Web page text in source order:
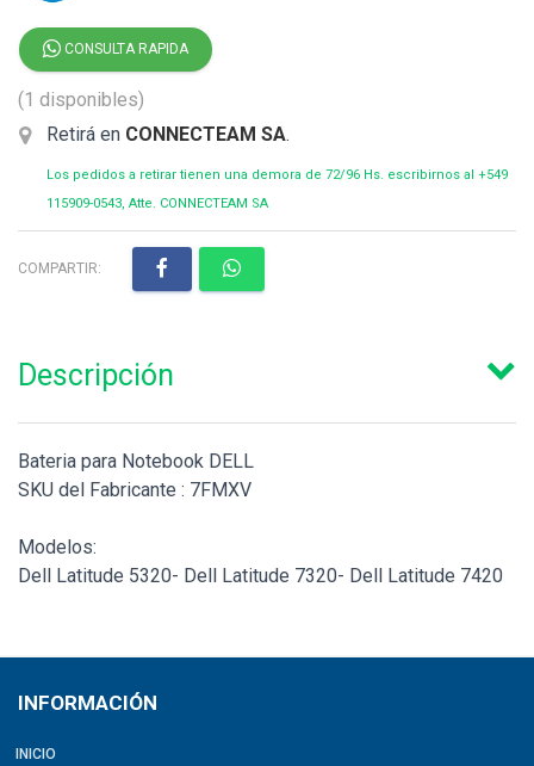
CONSULTA RAPIDA
(1 disponibles)
Retirá en CONNECTEAM SA.
Los pedidos a retirar tienen una demora de 72/96 Hs. escribirnos al +549
115909-0543, Atte. CONNECTEAM SA
COMPARTIR:
Descripción
Bateria para Notebook DELL
SKU del Fabricante : 7FMXV
Modelos:
Dell Latitude 5320- Dell Latitude 7320- Dell Latitude 7420
INFORMACIÓN
INICIO